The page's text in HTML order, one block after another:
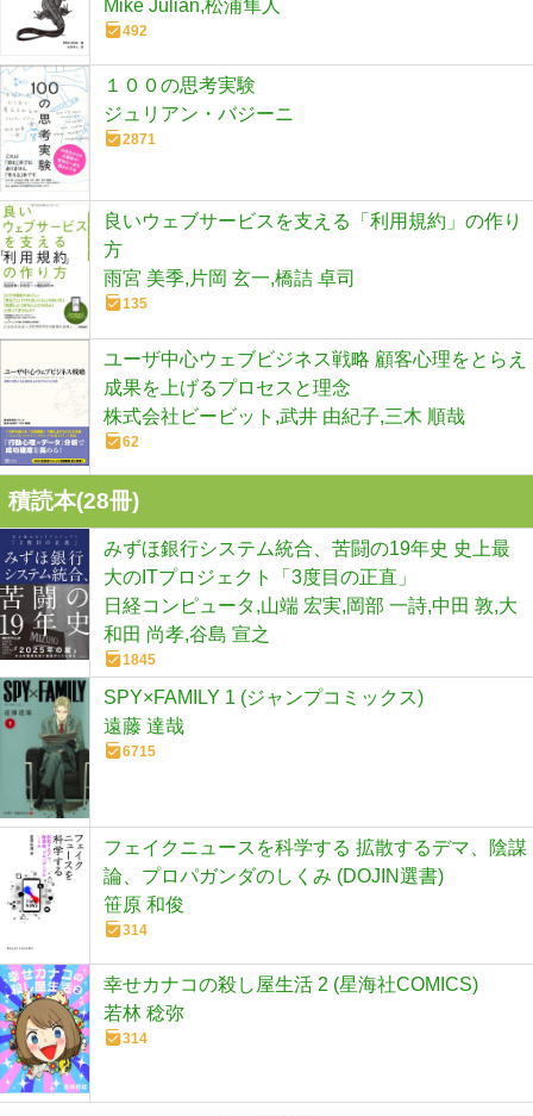
Mike Julian,松浦隼人
492
１００の思考実験
ジュリアン・バジーニ
2871
良いウェブサービスを支える「利用規約」の作り
方
雨宮 美季,片岡 玄一,橋詰 卓司
135
ユーザ中心ウェブビジネス戦略 顧客心理をとらえ
成果を上げるプロセスと理念
株式会社ビービット,武井 由紀子,三木 順哉
62
積読本(28冊)
みずほ銀行システム統合、苦闘の19年史 史上最
大のITプロジェクト「3度目の正直」
日経コンピュータ,山端 宏実,岡部 一詩,中田 敦,大
和田 尚孝,谷島 宣之
1845
SPY×FAMILY 1 (ジャンプコミックス)
遠藤 達哉
6715
フェイクニュースを科学する 拡散するデマ、陰謀
論、プロパガンダのしくみ (DOJIN選書)
笹原 和俊
314
幸せカナコの殺し屋生活 2 (星海社COMICS)
若林 稔弥
314